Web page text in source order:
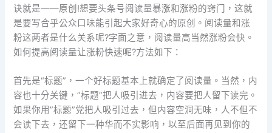
诀就是——原创!想要头条号阅读量暴涨和涨粉的窍门，这就
是要写合乎公众口味能引起大家好奇心的原创。阅读量和涨
粉这两者是什么关系呢?字面之意，阅读量高当然涨粉会快。
如何提高阅读量让涨粉快速呢?方法如下：
首先是“标题”，一个好标题基本上就确定了阅读量。当然，内
容也十分关键，”标题”把人吸引进去，内容要把人留下读完。
如果你用”标题”党把人吸引过去，但内容空洞无味，人不但不
会读下去，还留下一种华而不实影响，以至后面再见到你的